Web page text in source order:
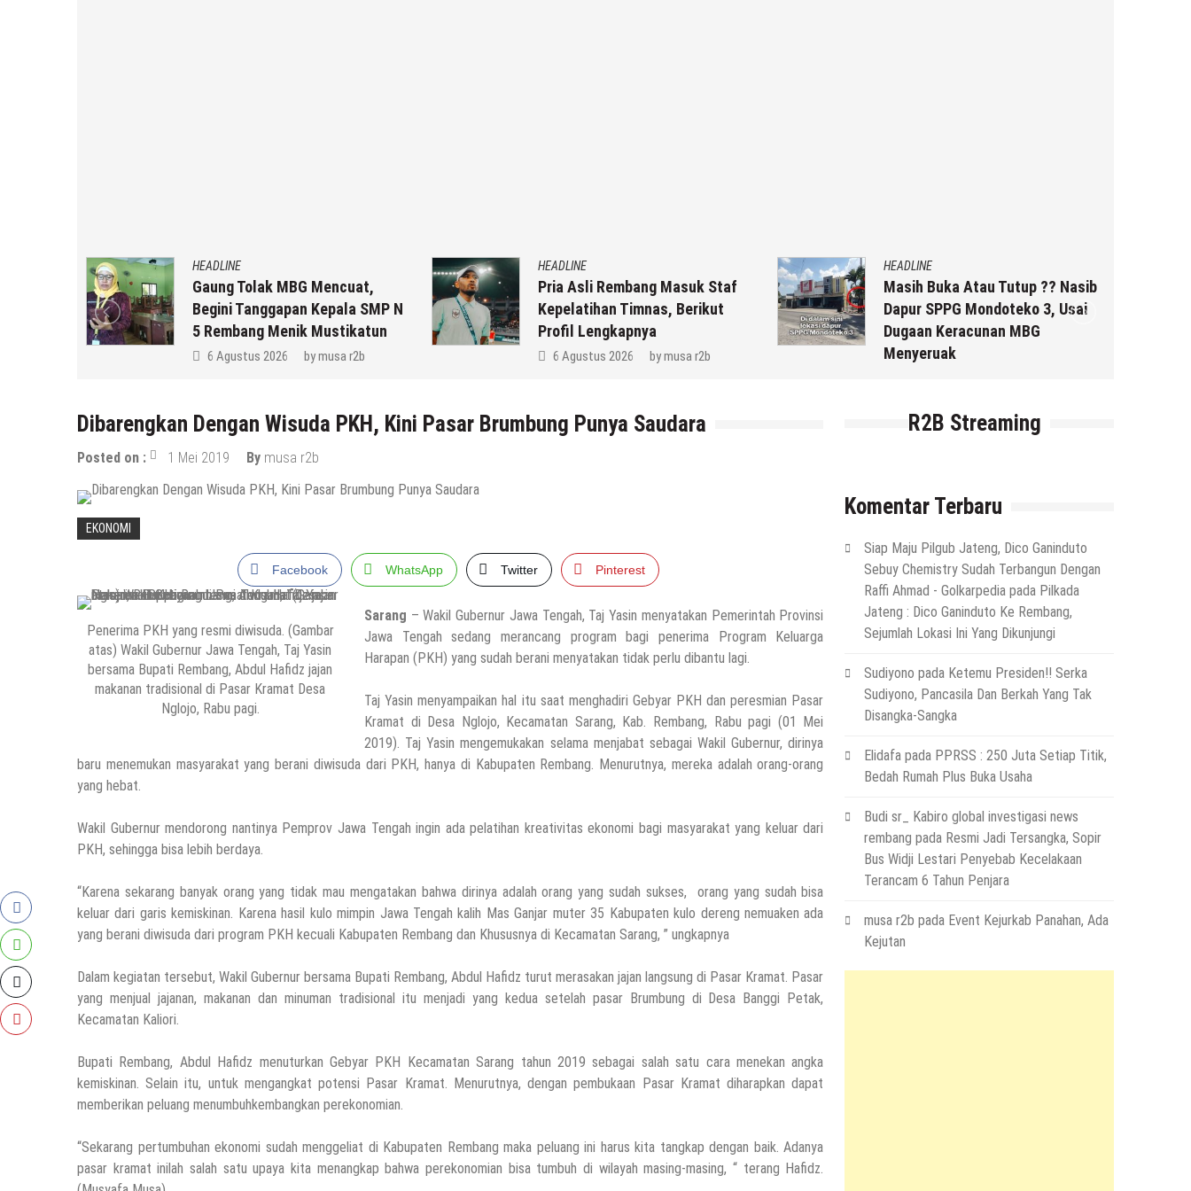
HEADLINE
Gaung Tolak MBG Mencuat,
Begini Tanggapan Kepala SMP N
5 Rembang Menik Mustikatun
6 Agustus 2026 bymusa r2b
HEADLINE
Pria Asli Rembang Masuk Staf
Kepelatihan Timnas, Berikut
Profil Lengkapnya
6 Agustus 2026 bymusa r2b
HEADLINE
Masih Buka Atau Tutup ?? Nasib
Dapur SPPG Mondoteko 3, Usai
Dugaan Keracunan MBG
Menyeruak
Dibarengkan Dengan Wisuda PKH, Kini Pasar Brumbung Punya Saudara
Posted on : 1 Mei 2019 By musa r2b
EKONOMI
Facebook WhatsApp Twitter Pinterest
Penerima PKH yang resmi diwisuda. (Gambar
atas) Wakil Gubernur Jawa Tengah, Taj Yasin
bersama Bupati Rembang, Abdul Hafidz jajan
makanan tradisional di Pasar Kramat Desa
Nglojo, Rabu pagi.
Sarang – Wakil Gubernur Jawa Tengah, Taj Yasin menyatakan Pemerintah Provinsi
Jawa Tengah sedang merancang program bagi penerima Program Keluarga
Harapan (PKH) yang sudah berani menyatakan tidak perlu dibantu lagi.
Taj Yasin menyampaikan hal itu saat menghadiri Gebyar PKH dan peresmian Pasar
Kramat di Desa Nglojo, Kecamatan Sarang, Kab. Rembang, Rabu pagi (01 Mei
2019). Taj Yasin mengemukakan selama menjabat sebagai Wakil Gubernur, dirinya
baru menemukan masyarakat yang berani diwisuda dari PKH, hanya di Kabupaten Rembang. Menurutnya, mereka adalah orang-orang
yang hebat.
Wakil Gubernur mendorong nantinya Pemprov Jawa Tengah ingin ada pelatihan kreativitas ekonomi bagi masyarakat yang keluar dari
PKH, sehingga bisa lebih berdaya.
“Karena sekarang banyak orang yang tidak mau mengatakan bahwa dirinya adalah orang yang sudah sukses, orang yang sudah bisa
keluar dari garis kemiskinan. Karena hasil kulo mimpin Jawa Tengah kalih Mas Ganjar muter 35 Kabupaten kulo dereng nemuaken ada
yang berani diwisuda dari program PKH kecuali Kabupaten Rembang dan Khususnya di Kecamatan Sarang, ” ungkapnya
Dalam kegiatan tersebut, Wakil Gubernur bersama Bupati Rembang, Abdul Hafidz turut merasakan jajan langsung di Pasar Kramat. Pasar
yang menjual jajanan, makanan dan minuman tradisional itu menjadi yang kedua setelah pasar Brumbung di Desa Banggi Petak,
Kecamatan Kaliori.
Bupati Rembang, Abdul Hafidz menuturkan Gebyar PKH Kecamatan Sarang tahun 2019 sebagai salah satu cara menekan angka
kemiskinan. Selain itu, untuk mengangkat potensi Pasar Kramat. Menurutnya, dengan pembukaan Pasar Kramat diharapkan dapat
memberikan peluang menumbuhkembangkan perekonomian.
“Sekarang pertumbuhan ekonomi sudah menggeliat di Kabupaten Rembang maka peluang ini harus kita tangkap dengan baik. Adanya
pasar kramat inilah salah satu upaya kita menangkap bahwa perekonomian bisa tumbuh di wilayah masing-masing, “ terang Hafidz.
R2B Streaming
Komentar Terbaru
Siap Maju Pilgub Jateng, Dico Ganinduto
Sebuy Chemistry Sudah Terbangun Dengan
Raffi Ahmad - Golkarpediapada Pilkada
Jateng : Dico Ganinduto Ke Rembang,
Sejumlah Lokasi Ini Yang Dikunjungi
Sudiyono pada Ketemu Presiden!! Serka
Sudiyono, Pancasila Dan Berkah Yang Tak
Disangka-Sangka
Elidafapada PPRSS : 250 Juta Setiap Titik,
Bedah Rumah Plus Buka Usaha
Budi sr_ Kabiro global investigasi news
rembang pada Resmi Jadi Tersangka, Sopir
Bus Widji Lestari Penyebab Kecelakaan
Terancam 6 Tahun Penjara
musa r2b pada Event Kejurkab Panahan, Ada
Kejutan